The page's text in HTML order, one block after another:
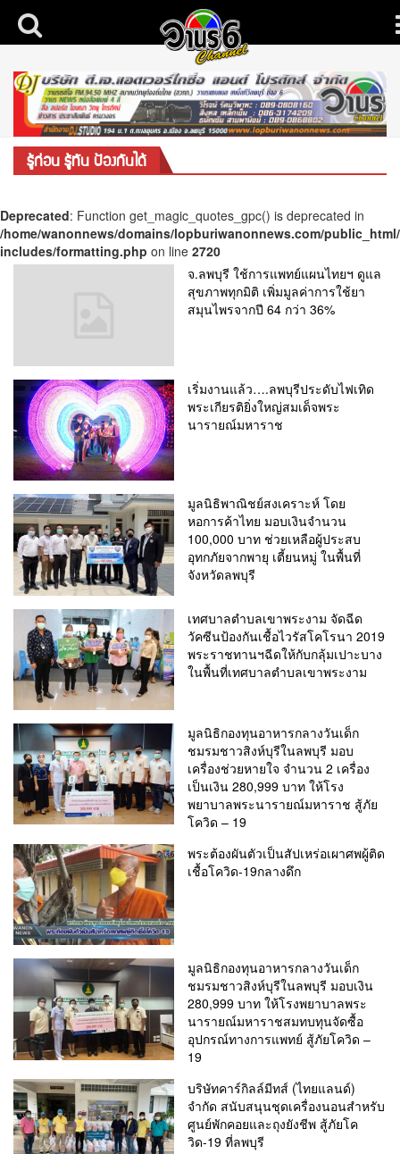
รู้ก่อน รู้ทัน ป้องกันได้
Deprecated: Function get_magic_quotes_gpc() is deprecated in
/home/wanonnews/domains/lopburiwanonnews.com/
includes/formatting.php on line 2720
จ.ลพบุรี ใช้การแพทย์แผนไทยฯ ดูแล
สุขภาพทุกมิติ เพิ่มมูลค่าการใช้ยา
สมุนไพรจากปี 64 กว่า 36%
เริ่มงานแล้ว….ลพบุรีประดับไฟเทิด
พระเกียรติยิ่งใหญ่สมเด็จพระ
นารายณ์มหาราช
มูลนิธิพาณิชย์สงเคราะห์ โดย
หอการค้าไทย มอบเงินจำนวน
100,000 บาท ช่วยเหลือผู้ประสบ
อุทกภัยจากพายุ เตี้ยนหมู่ ในพื้นที่
จังหวัดลพบุรี
เทศบาลตำบลเขาพระงาม จัดฉีด
วัคซีนป้องกันเชื้อไวรัสโคโรนา 2019
พระราชทานฯฉีดให้กับกลุ้มเปาะบาง
ในพื้นที่เทศบาลตำบลเขาพระงาม
มูลนิธิกองทุนอาหารกลางวันเด็ก
ชมรมชาวสิงห์บุรีในลพบุรี มอบ
เครื่องช่วยหายใจ จำนวน 2 เครื่อง
เป็นเงิน 280,999 บาท ให้โรง
พยาบาลพระนารายณ์มหาราช สู้ภัย
โควิด – 19
พระต้องผันตัวเป็นสัปเหร่อเผาศพผู้ติด
เชื้อโควิด-19กลางดึก
มูลนิธิกองทุนอาหารกลางวันเด็ก
ชมรมชาวสิงห์บุรีในลพบุรี มอบเงิน
280,999 บาท ให้โรงพยาบาลพระ
นารายณ์มหาราชสมทบทุนจัดซื้อ
อุปกรณ์ทางการแพทย์ สู้ภัยโควิด –
19
บริษัทคาร์กิลล์มีทส์ (ไทยแลนด์)
จำกัด สนับสนุนชุดเครื่องนอนสำหรับ
ศูนย์พักคอยและถุงยังชีพ สู้ภัยโค
วิด-19 ที่ลพบุรี